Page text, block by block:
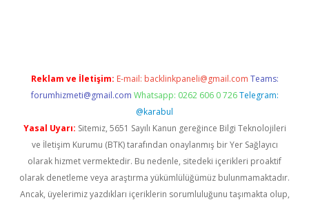
Reklam ve İletişim: E-mail: backlinkpaneli@gmail.com Teams:
forumhizmeti@gmail.com Whatsapp: 0262 606 0 726 Telegram:
@karabul
Yasal Uyarı: Sitemiz, 5651 Sayılı Kanun gereğince Bilgi Teknolojileri
ve İletişim Kurumu (BTK) tarafından onaylanmış bir Yer Sağlayıcı
olarak hizmet vermektedir. Bu nedenle, sitedeki içerikleri proaktif
olarak denetleme veya araştırma yükümlülüğümüz bulunmamaktadır.
Ancak, üyelerimiz yazdıkları içeriklerin sorumluluğunu taşımakta olup,